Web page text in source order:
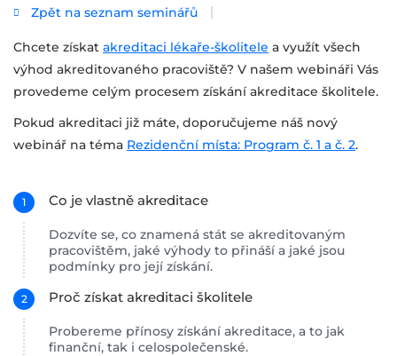
Zpět na seznam seminářů
Chcete získat akreditaci lékaře-školitele a využít všech
výhod akreditovaného pracoviště? V našem webináři Vás
provedeme celým procesem získání akreditace školitele.
Pokud akreditaci již máte, doporučujeme náš nový
webinář na téma Rezidenční místa: Program č. 1 a č. 2.
Co je vlastně akreditace
Dozvíte se, co znamená stát se akreditovaným
pracovištěm, jaké výhody to přináší a jaké jsou
podmínky pro její získání.
Proč získat akreditaci školitele
Probereme přínosy získání akreditace, a to jak
finanční, tak i celospolečenské.